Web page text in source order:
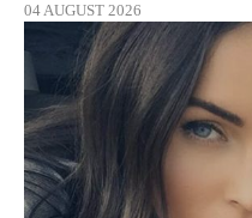
04 AUGUST 2026